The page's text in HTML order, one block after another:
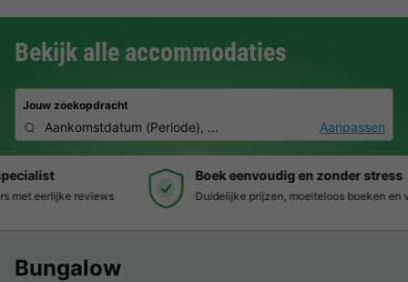
Bekijk alle accommodaties
Jouw zoekopdracht
Aankomstdatum (Periode), 2 personen, 0 huisdierAanpassen
Boek eenvoudig en zonder stress
Duidelijke prijzen, moeiteloos boeken en veilige betaalomgeving
Bungalow